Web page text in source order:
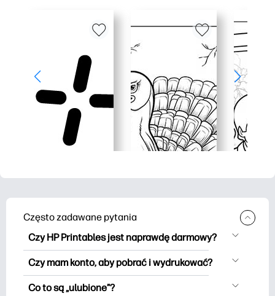
Często zadawane pytania
Czy HP Printables jest naprawdę darmowy?
HP Printables oferuje ponad 2500
materiałów do wydrukowania do
pobrania i wydrukowania. Przeglądaj
Czy mam konto, aby pobrać i wydrukować?
Możesz eksplorować i drukować bez
Co to są „ulubione”?